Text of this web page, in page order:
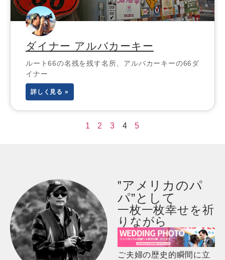
ダイナー アルバカーキー
ルート66の名残を残す名所、アルバカーキーの66ダ
イナー
詳しく見る »
1 2 3 4 5
‟アメリカのパ
パ”として
一枚一枚幸せを祈
りながら
ご夫婦の歴史的瞬間に立